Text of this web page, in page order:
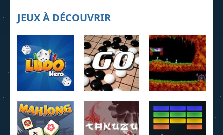
JEUX À DÉCOUVRIR
Ludo Hero Jeu de Go Lemmings